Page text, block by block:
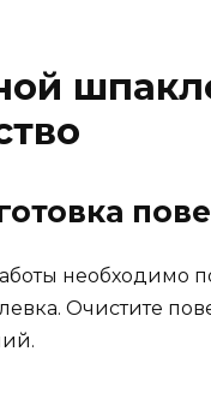
необходимо
Очистите